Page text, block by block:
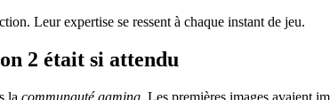
Leur expertise se ressent à chaque instant de jeu.
2 était si attendu
la communauté gaming. Les premières images avaient